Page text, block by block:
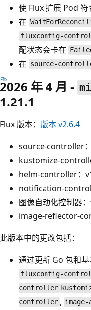
使 Flux 扩展 Pod 符
在
fluxconfig-
配状态会卡在
在 source-
2026 年 4 月 -
1.21.1
Flux 版本： 版本 v2.6.4
source-controller
kustomize-
helm-controller：
notification-
图像自动化控制器
image-reflector-
此版本中的更改包括：
通过更新 Go 包和
fluxconfig-
controller
controller ,